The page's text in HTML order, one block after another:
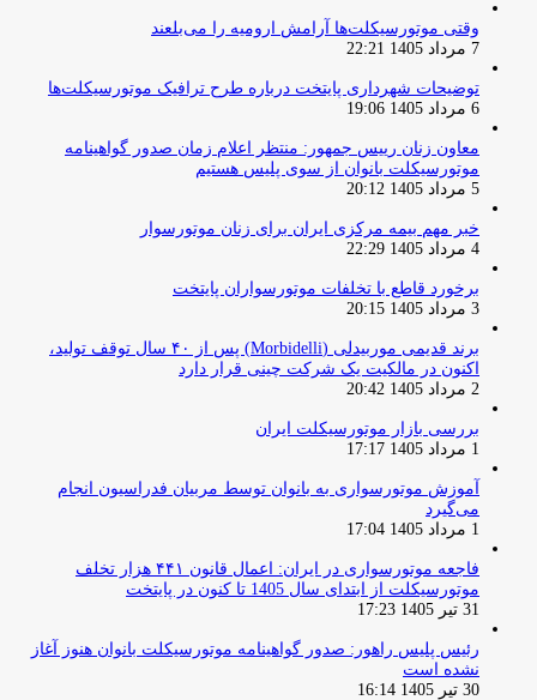
وقتی موتورسیکلت‌ها آرامش ارومیه را می‌بلعند
7 مرداد 1405 22:21
توضیحات شهرداری پایتخت درباره طرح ترافیک موتورسیکلت‌ها
6 مرداد 1405 19:06
معاون زنان رییس جمهور: منتظر اعلام زمان صدور گواهینامه
موتورسیکلت بانوان از سوی پلیس هستیم
5 مرداد 1405 20:12
خبر مهم بیمه مرکزی ایران برای زنان موتورسوار
4 مرداد 1405 22:29
برخورد قاطع با تخلفات موتورسواران پایتخت
3 مرداد 1405 20:15
برند قدیمی موربیدلی (Morbidelli) پس از ۴۰ سال توقف تولید،
اکنون در مالکیت یک شرکت چینی قرار دارد
2 مرداد 1405 20:42
بررسی بازار موتورسیکلت ایران
1 مرداد 1405 17:17
آموزش موتورسواری به بانوان توسط مربیان فدراسیون انجام
می‌گیرد
1 مرداد 1405 17:04
فاجعه موتورسواری در ایران: اعمال قانون ۴۴۱ هزار تخلف
موتورسیکلت از ابتدای سال 1405 تا کنون در پایتخت
31 تیر 1405 17:23
رئیس پلیس راهور: صدور گواهینامه موتورسیکلت بانوان هنوز آغاز
نشده است
30 تیر 1405 16:14